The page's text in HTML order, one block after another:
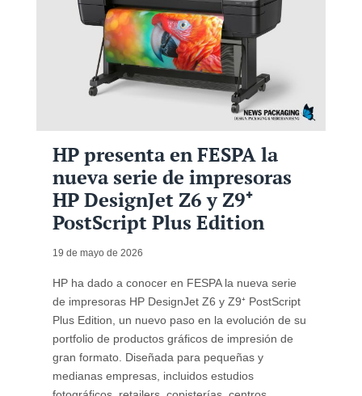
HP presenta en FESPA la
nueva serie de impresoras
HP DesignJet Z6 y Z9⁺
PostScript Plus Edition
19 de mayo de 2026
HP ha dado a conocer en FESPA la nueva serie
de impresoras HP DesignJet Z6 y Z9⁺ PostScript
Plus Edition, un nuevo paso en la evolución de su
portfolio de productos gráficos de impresión de
gran formato. Diseñada para pequeñas y
medianas empresas, incluidos estudios